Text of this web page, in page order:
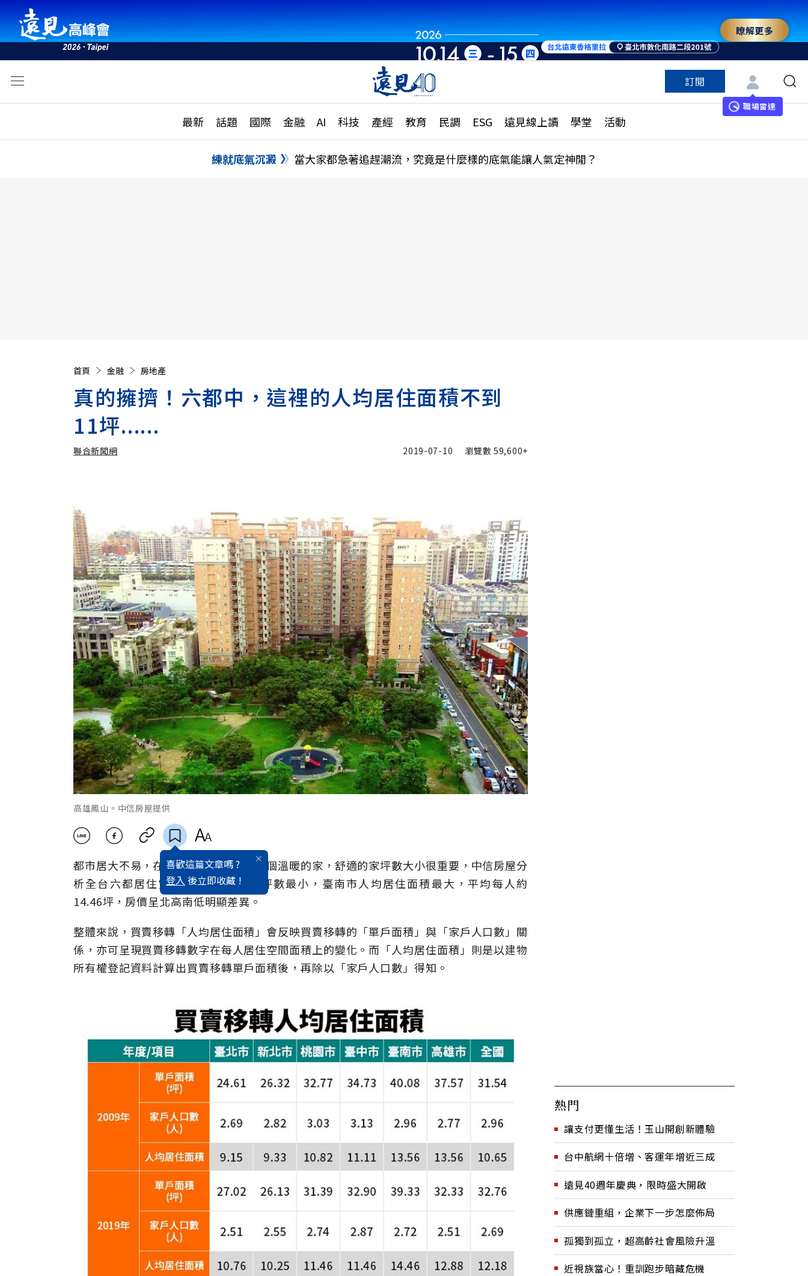
瞭解更多
訂閱
職場雷達
最新 話題 國際 金融 AI 科技 產經 教育 民調 ESG 遠見線上讀 學堂 活動
活動
話題
國際
特輯
大學升學、職涯攻略
縣市施政調查全解析
民調
更多訂閱方案
特色頻道
練就底氣沉澱 當大家都急著追趕潮流，究竟是什麼樣的底氣能讓人氣定神閒？
首頁 金融 房地產
真的擁擠！六都中，這裡的人均居住面積不到
11坪......
聯合新聞網 2019-07-10 瀏覽數59,600+
高雄鳳山。中信房屋提供
喜歡這篇文章嗎 ?
登入 後立即收藏 !
都市居大不易，在外打拼遊子都渴望有個溫暖的家，舒適的家坪數大小很重要，中信房屋分
析全台六都居住空間，新北市10.25坪數最小，臺南市人均居住面積最大，平均每人約
14.46坪，房價呈北高南低明顯差異。
整體來說，買賣移轉「人均居住面積」會反映買賣移轉的「單戶面積」與「家戶人口數」關
係，亦可呈現買賣移轉數字在每人居住空間面積上的變化。而「人均居住面積」則是以建物
所有權登記資料計算出買賣移轉單戶面積後，再除以「家戶人口數」得知。
熱門
讓支付更懂生活！玉山開創新體驗
台中航網十倍增、客運年增近三成
遠見40週年慶典，限時盛大開啟
供應鏈重組，企業下一步怎麼佈局
孤獨到孤立，超高齡社會風險升溫
近視族當心！重訓跑步暗藏危機